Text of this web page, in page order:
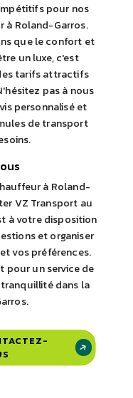
pour nos
à Roland-Garros.
que le confort et
un luxe, c'est
tarifs attractifs
pas à nous
personnalisé et
de transport
à Roland-
VZ Transport au
à votre disposition
et organiser
vos préférences.
pour un service de
dans la